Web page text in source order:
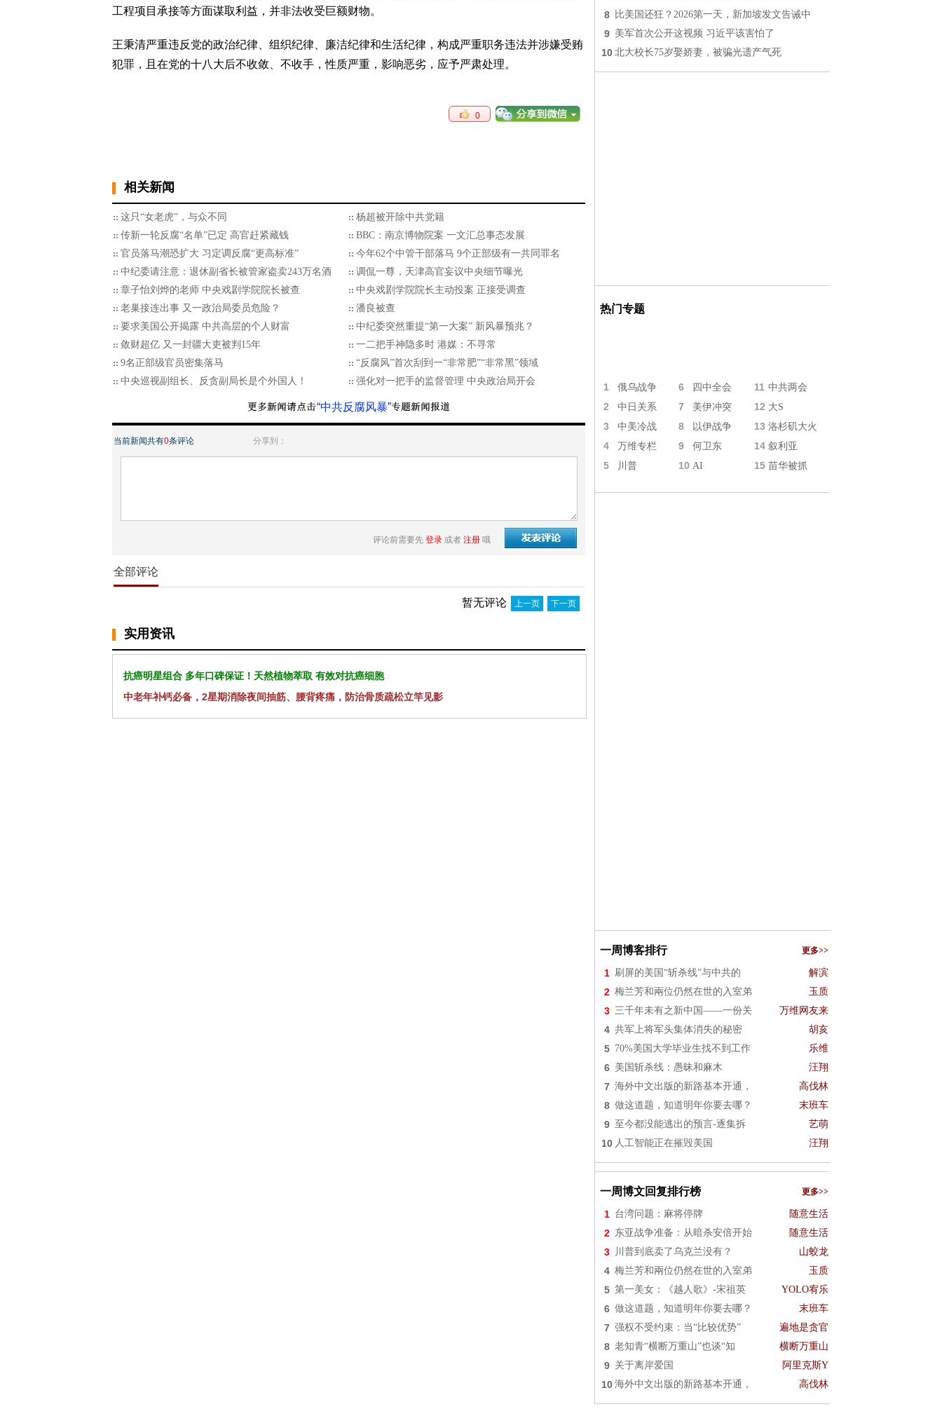
工程项目承接等方面谋取利益，并非法收受巨额财物。
王秉清严重违反党的政治纪律、组织纪律、廉洁纪律和生活纪律，构成严重职务违法并涉嫌受贿
犯罪，且在党的十八大后不收敛、不收手，性质严重，影响恶劣，应予严肃处理。
0
相关新闻
这只“女老虎”，与众不同
杨超被开除中共党籍
传新一轮反腐“名单”已定 高官赶紧藏钱
BBC：南京博物院案 一文汇总事态发展
官员落马潮恐扩大 习定调反腐“更高标准”
今年62个中管干部落马 9个正部级有一共同罪名
中纪委请注意：退休副省长被管家盗卖243万名酒
调侃一尊，天津高官妄议中央细节曝光
章子怡刘烨的老师 中央戏剧学院院长被查
中央戏剧学院院长主动投案 正接受调查
老巢接连出事 又一政治局委员危险？
潘良被查
要求美国公开揭露 中共高层的个人财富
中纪委突然重提“第一大案” 新风暴预兆？
敛财超亿 又一封疆大吏被判15年
一二把手神隐多时 港媒：不寻常
9名正部级官员密集落马
“反腐风”首次刮到一“非常肥”“非常黑”领域
中央巡视副组长、反贪副局长是个外国人！
强化对一把手的监督管理 中央政治局开会
“中共反腐风暴”
当前新闻共有0条评论 分享到：
评论前需要先 登录 或者 注册 哦
全部评论
暂无评论 上一页 下一页
实用资讯
抗癌明星组合 多年口碑保证！天然植物萃取 有效对抗癌细胞
中老年补钙必备，2星期消除夜间抽筋、腰背疼痛，防治骨质疏松立竿见影
8 比美国还狂？2026第一天，新加坡发文告诫中
9 美军首次公开这视频 习近平该害怕了
10 北大校长75岁娶娇妻，被骗光遗产气死
热门专题
1 俄乌战争 6 四中全会 11 中共两会
2 中日关系 7 美伊冲突 12 大S
3 中美冷战 8 以伊战争 13 洛杉矶大火
4 万维专栏 9 何卫东 14 叙利亚
5 川普 10 AI 15 苗华被抓
一周博客排行 更多>>
1 刷屏的美国“斩杀线”与中共的 解滨
2 梅兰芳和兩位仍然在世的入室弟 玉质
3 三千年未有之新中国——一份关 万维网友来
4 共军上将军头集体消失的秘密 胡亥
5 70%美国大学毕业生找不到工作 乐维
6 美国斩杀线：愚昧和麻木 汪翔
7 海外中文出版的新路基本开通， 高伐林
8 做这道题，知道明年你要去哪？ 末班车
9 至今都没能逃出的预言-逐集拆 艺萌
10 人工智能正在摧毁美国 汪翔
一周博文回复排行榜 更多>>
1 台湾问题：麻将停牌 随意生活
2 东亚战争准备：从暗杀安倍开始 随意生活
3 川普到底卖了乌克兰没有？ 山蛟龙
4 梅兰芳和兩位仍然在世的入室弟 玉质
5 第一美女：《越人歌》-宋祖英 YOLO宥乐
6 做这道题，知道明年你要去哪？ 末班车
7 强权不受约束：当“比较优势” 遍地是贪官
8 老知青“横断万重山”也谈“知 横断万重山
9 关于离岸爱国 阿里克斯Y
10 海外中文出版的新路基本开通， 高伐林